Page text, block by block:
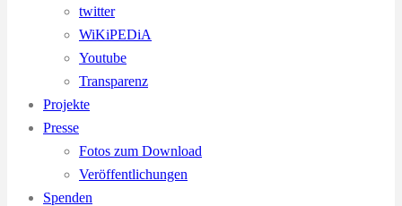
twitter
WiKiPEDiA
Youtube
Transparenz
Projekte
Presse
Fotos zum Download
Veröffentlichungen
Spenden